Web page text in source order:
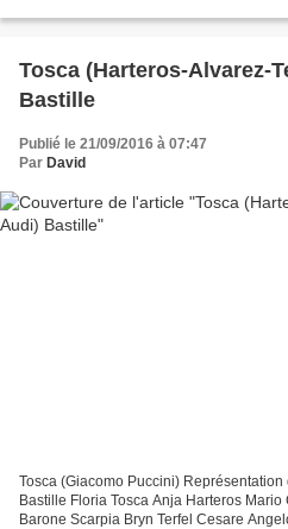
Tosca (Harteros-Alvarez-
Bastille
Publié le 21/09/2016 à 07:47
Par David
Tosca (Giacomo Puccini)
Bastille Floria Tosca Anja Harteros
Barone Scarpia Bryn Terfel Cesare